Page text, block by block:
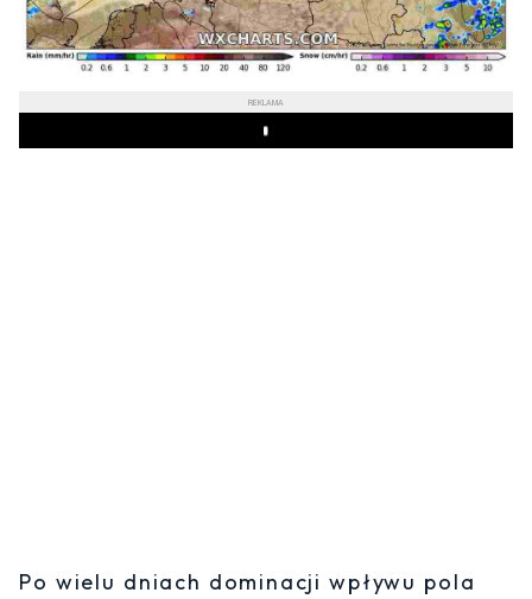
REKLAMA
Play
Po wielu dniach dominacji wpływu pola